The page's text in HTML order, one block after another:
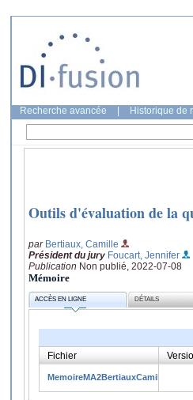
Recherche avancée Historique de
Outils d'évaluation de la
par Bertiaux, Camille
Président du jury Foucart, Jennifer
Publication Non publié, 2022-07-08
Mémoire
ACCÈS EN LIGNE DÉTAILS
Fichier
MemoireMA2BertiauxCamille.pdf